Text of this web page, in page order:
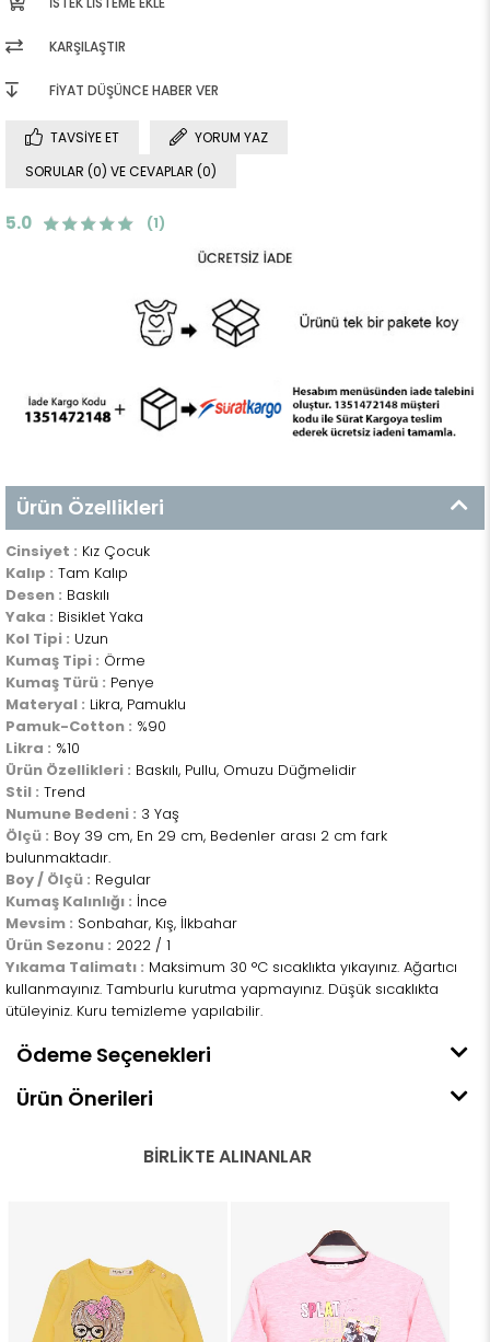
KARŞILAŞTIR
FIYAT DÜŞÜNCE HABER VER
TAVSIYE ET
YORUM YAZ
SORULAR (0) VE CEVAPLAR (0)
5.0 (1)
Ürün Özellikleri
Cinsiyet : Kız Çocuk
Kalıp : Tam Kalıp
Desen : Baskılı
Yaka : Bisiklet Yaka
Kol Tipi : Uzun
Kumaş Tipi : Örme
Kumaş Türü : Penye
Materyal : Likra, Pamuklu
Pamuk-Cotton : %90
Likra : %10
Ürün Özellikleri : Baskılı, Pullu, Omuzu Düğmelidir
Stil : Trend
Numune Bedeni : 3 Yaş
Ölçü : Boy 39 cm, En 29 cm, Bedenler arası 2 cm fark
bulunmaktadır.
Boy / Ölçü : Regular
Kumaş Kalınlığı : İnce
Mevsim : Sonbahar, Kış, İlkbahar
Ürün Sezonu : 2022 / 1
Yıkama Talimatı : Maksimum 30 °C sıcaklıkta yıkayınız. Ağartıcı
kullanmayınız. Tamburlu kurutma yapmayınız. Düşük sıcaklıkta
ütüleyiniz. Kuru temizleme yapılabilir.
Ödeme Seçenekleri
Ürün Önerileri